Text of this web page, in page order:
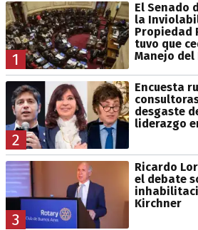
1
El Senado
la
Propiedad
tuvo que
Manejo del
2
Encuesta
desgaste
liderazgo
3
Ricardo
el debate
Kirchner